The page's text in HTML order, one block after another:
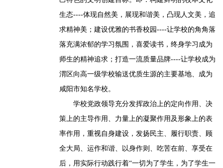
生态----体现自然美，展现和谐美，凸现人文美，追
求精神美；建设优雅的书香校园----让学校的角角落
落充满浓郁的学习氛围，喜爱读书，终身学习成为
师生的精神追求；打造一流质量品牌----让学校成为
渭区向高一级学校输送优质生源的主要基地、成为
咸阳市知名学校。
学校党政领导充分发挥政治上的定向作用、决
策上的主导作用、力量上的凝聚作用及形象上的表
率作用，重视自身建设，发扬民主、履行职责、顾
全大局、运作和谐、以身作则、吃苦在前、享受在
后，用实际行动践行着“一切为了学生，为了学生一